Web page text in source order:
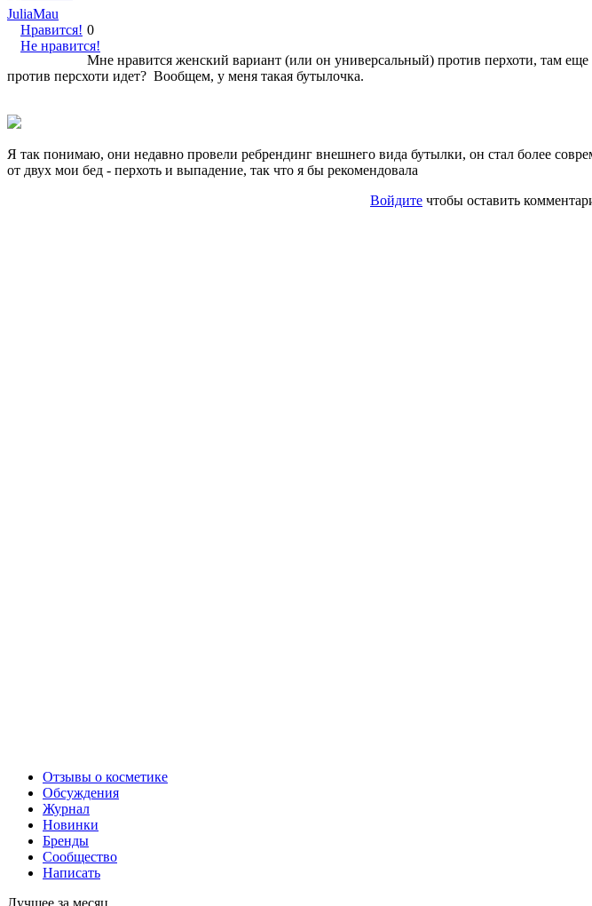
JuliaMau
Нравится!
Не нравится!
0
Мне нравится женский вариант (или он универсальный) против перхоти, там
против персхоти идет? Вообщем, у меня такая бутылочка.
Я так понимаю, они недавно провели ребрендинг внешнего вида бутылки, он стал более
от двух мои бед - перхоть и выпадение, так что я бы рекомендовала
Войдите чтобы оставить
Отзывы о косметике
Обсуждения
Журнал
Новинки
Бренды
Сообщество
Написать
Лучшее за месяц